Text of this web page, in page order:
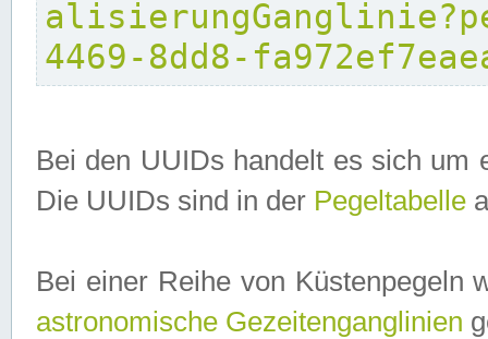
4469-8dd8-
Bei den UUIDs handelt es sich um
Die UUIDs sind in der Pegeltabelle
Bei einer Reihe von Küstenpegeln
astronomische Gezeitenganglinien